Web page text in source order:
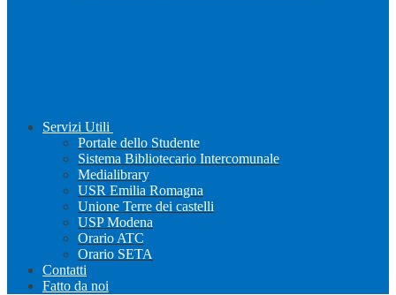
Servizi Utili
Portale dello Studente
Sistema Bibliotecario Intercomunale
Medialibrary
USR Emilia Romagna
Unione Terre dei castelli
USP Modena
Orario ATC
Orario SETA
Contatti
Fatto da noi